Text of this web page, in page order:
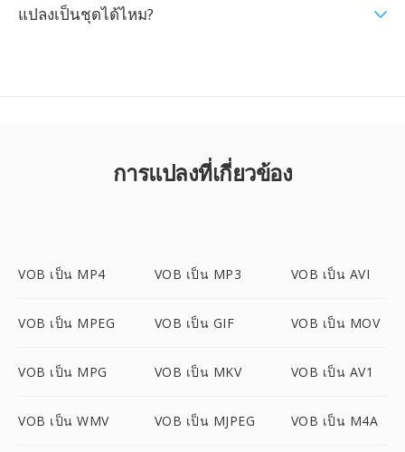
แปลงเป็นชุดได้ไหม?
การแปลงที่เกี่ยวข้อง
VOB เป็น MP4 VOB เป็น MP3 VOB เป็น AVI
VOB เป็น MPEG VOB เป็น GIF VOB เป็น MOV
VOB เป็น MPG VOB เป็น MKV VOB เป็น AV1
VOB เป็น WMV VOB เป็น MJPEG VOB เป็น M4A